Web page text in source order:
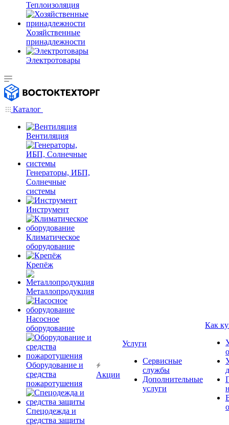
Теплоизоляция
Хозяйственные
принадлежности
Электротовары
Каталог
Вентиляция
Генераторы, ИБП,
Солнечные
системы
Инструмент
Климатическое
оборудование
Крепёж
Металлопродукция
Насосное
оборудование
Оборудование и
средства
пожаротушения
Спецодежда и
средства защиты
Акции
Услуги
Сервисные
службы
Дополнительные
услуги
Как